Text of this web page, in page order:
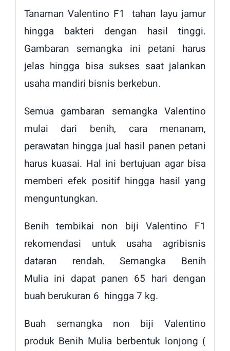
Tanaman Valentino F1 tahan layu jamur
hingga bakteri dengan hasil tinggi.
Gambaran semangka ini petani harus
jelas hingga bisa sukses saat jalankan
usaha mandiri bisnis berkebun.
Semua gambaran semangka Valentino
mulai dari benih, cara menanam,
perawatan hingga jual hasil panen petani
harus kuasai. Hal ini bertujuan agar bisa
memberi efek positif hingga hasil yang
menguntungkan.
Benih tembikai non biji Valentino F1
rekomendasi untuk usaha agribisnis
dataran rendah. Semangka Benih
Mulia ini dapat panen 65 hari dengan
buah berukuran 6 hingga 7 kg.
Buah semangka non biji Valentino
produk Benih Mulia berbentuk lonjong (